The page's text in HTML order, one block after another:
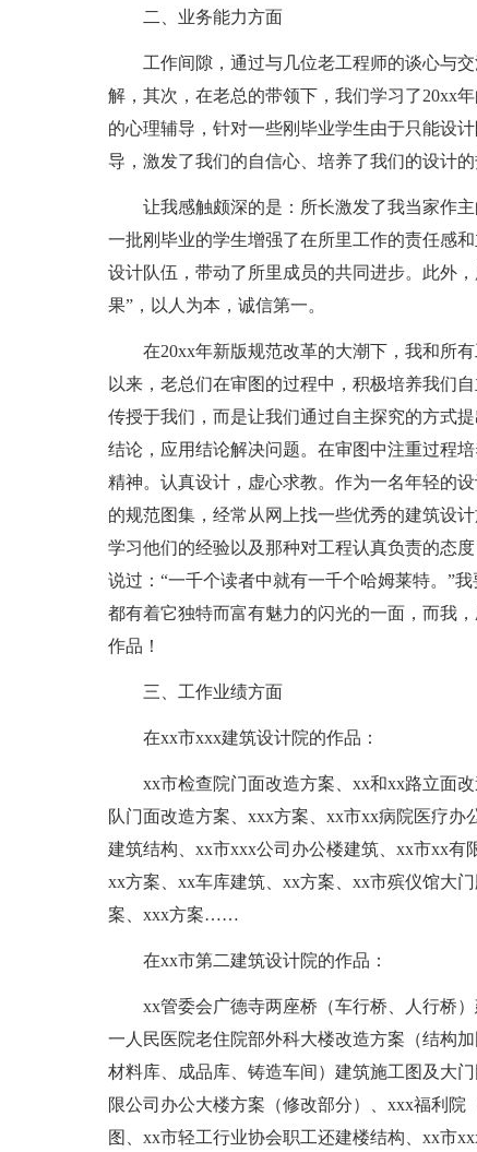
二、业务能力方面
工作间隙，通过与几位老工程师的谈心与
解，其次，在老总的带领下，我们学习了20xx
的心理辅导，针对一些刚毕业学生由于只能设
导，激发了我们的自信心、培养了我们的设计的
让我感触颇深的是：所长激发了我当家作
一批刚毕业的学生增强了在所里工作的责任感
设计队伍，带动了所里成员的共同进步。此外
果”，以人为本，诚信第一。
在20xx年新版规范改革的大潮下，我和所
以来，老总们在审图的过程中，积极培养我们
传授于我们，而是让我们通过自主探究的方式
结论，应用结论解决问题。在审图中注重过程
精神。认真设计，虚心求教。作为一名年轻的
的规范图集，经常从网上找一些优秀的建筑设
学习他们的经验以及那种对工程认真负责的态
说过：“一千个读者中就有一千个哈姆莱特。”
都有着它独特而富有魅力的闪光的一面，而我
作品！
三、工作业绩方面
在xx市xxx建筑设计院的作品：
xx市检查院门面改造方案、xx和xx路立面
队门面改造方案、xxx方案、xx市xx病院医疗
建筑结构、xx市xxx公司办公楼建筑、xx市xx有
xx方案、xx车库建筑、xx方案、xx市殡仪馆大
案、xxx方案……
在xx市第二建筑设计院的作品：
xx管委会广德寺两座桥（车行桥、人行桥
一人民医院老住院部外科大楼改造方案（结构
材料库、成品库、铸造车间）建筑施工图及大
限公司办公大楼方案（修改部分）、xxx福利
图、xx市轻工行业协会职工还建楼结构、xx市